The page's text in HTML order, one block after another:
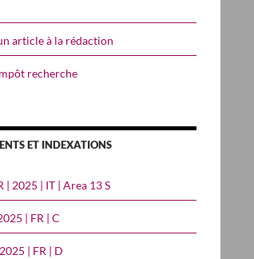
article à la rédaction
recherche
ET INDEXATIONS
2025 | IT | Area 13 S
| FR | C
| FR | D